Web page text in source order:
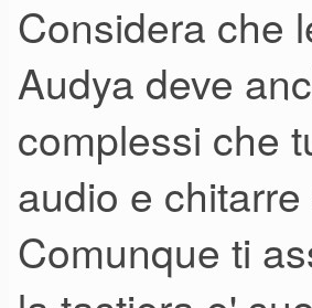
deve essere un
Ho notato poi un
analogico dentro
variazioni,
qui la cosa è
Considera che
Audya deve
complessi che
audio e
Comunque ti